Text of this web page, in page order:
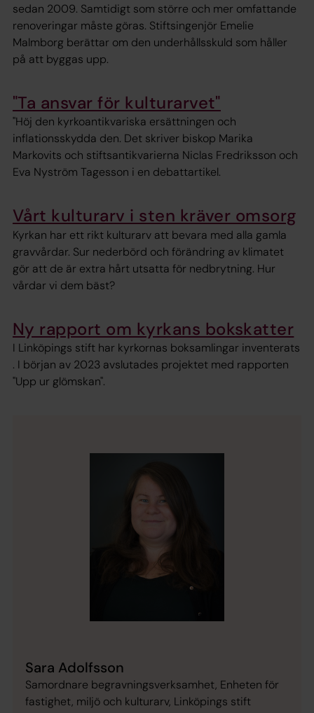
sedan 2009. Samtidigt som större och mer omfattande
renoveringar måste göras. Stiftsingenjör Emelie
Malmborg berättar om den underhållsskuld som håller
på att byggas upp.
"Ta ansvar för kulturarvet"
"Höj den kyrkoantikvariska ersättningen och
inflationsskydda den. Det skriver biskop Marika
Markovits och stiftsantikvarierna Niclas Fredriksson och
Eva Nyström Tagesson i en debattartikel.
Vårt kulturarv i sten kräver omsorg
Kyrkan har ett rikt kulturarv att bevara med alla gamla
gravvårdar. Sur nederbörd och förändring av klimatet
gör att de är extra hårt utsatta för nedbrytning. Hur
vårdar vi dem bäst?
Ny rapport om kyrkans bokskatter
I Linköpings stift har kyrkornas boksamlingar inventerats
. I början av 2023 avslutades projektet med rapporten
"Upp ur glömskan".
Sara Adolfsson
Samordnare begravningsverksamhet, Enheten för
fastighet, miljö och kulturarv, Linköpings stift